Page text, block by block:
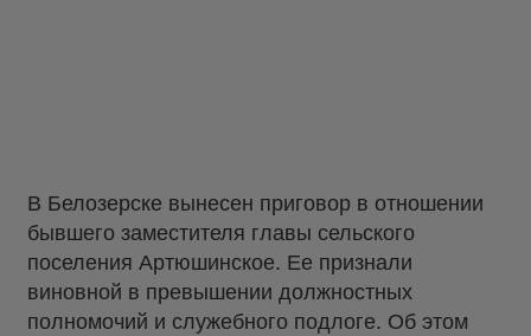
В Белозерске вынесен приговор в отношении
бывшего заместителя главы сельского
поселения Артюшинское. Ее признали
виновной в превышении должностных
полномочий и служебного подлоге. Об этом